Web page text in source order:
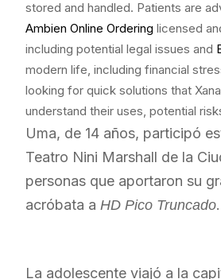
stored and handled. Patients are
Ambien Online Ordering licensed
including potential legal issues and
modern life, including financial
looking for quick solutions that
understand their uses, potential
Uma, de 14 años, participó
Teatro Nini Marshall de la
personas que aportaron su
acróbata a HD Pico Truncado.
La adolescente viajó a la